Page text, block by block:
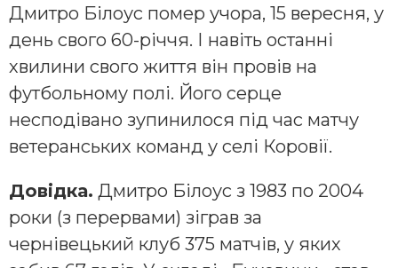
Дмитро Білоус помер учора, 15 вересня, у
день свого 60-річчя. І навіть останні
хвилини свого життя він провів на
футбольному полі. Його серце
несподівано зупинилося під час матчу
ветеранських команд у селі Коровії.
Довідка. Дмитро Білоус з 1983 по 2004
роки (з перервами) зіграв за
чернівецький клуб 375 матчів, у яких